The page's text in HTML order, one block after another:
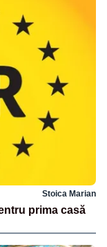
Stoica Marian
prima casă